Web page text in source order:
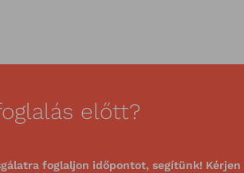
előtt?
foglaljon időpontot, segítünk! Kérjen